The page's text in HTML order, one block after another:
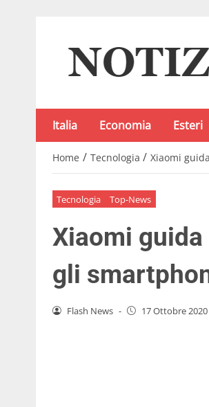
Italia Economia Esteri
Home / Tecnologia / Xiaomi
Tecnologia Top-News
Xiaomi
gli
Flash News - 17 Ottobre 2020